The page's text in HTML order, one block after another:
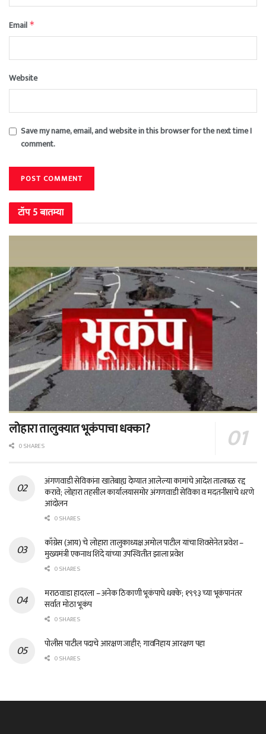
Email *
Website
Save my name, email, and website in this browser for the next time I
comment.
टॉप 5 बातम्या
लोहारा तालुक्यात भूकंपाचा धक्का?
0 SHARES
अंगणवाडी सेविकांना खातेबाह्य देण्यात आलेल्या कामांचे आदेश तात्काळ रद्द
करावे; लोहारा तहसील कार्यालयासमोर अंगणवाडी सेविका व मदतनीसांचे धरणे
आंदोलन
0 SHARES
काँग्रेस (आय) चे लोहारा तालुकाध्यक्ष अमोल पाटील यांचा शिवसेनेत प्रवेश –
मुख्यमंत्री एकनाथ शिंदे यांच्या उपस्थितीत झाला प्रवेश
0 SHARES
मराठवाडा हादरला – अनेक ठिकाणी भूकंपाचे धक्के; १९९३ च्या भूकंपानंतर
सर्वात मोठा भूकंप
0 SHARES
पोलीस पाटील पदाचे आरक्षण जाहीर; गावनिहाय आरक्षण पहा
0 SHARES